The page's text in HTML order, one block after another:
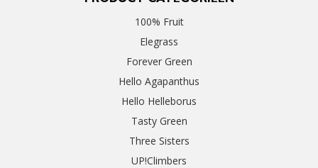
100% Fruit
Elegrass
Forever Green
Hello Agapanthus
Hello Helleborus
Tasty Green
Three Sisters
UP!Climbers